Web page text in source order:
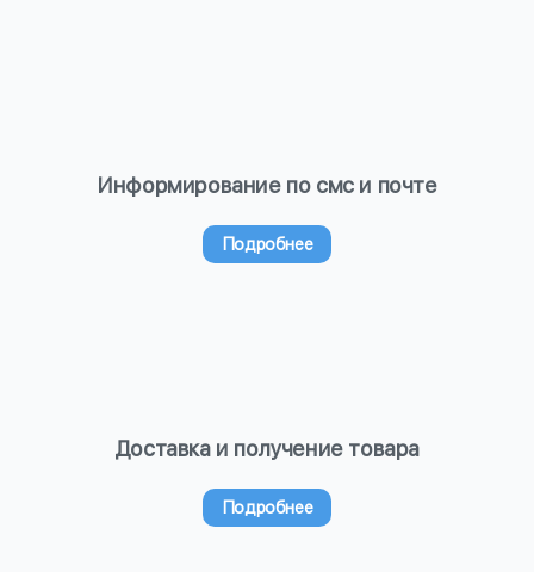
Информирование по смс и почте
Подробнее
Доставка и получение товара
Подробнее